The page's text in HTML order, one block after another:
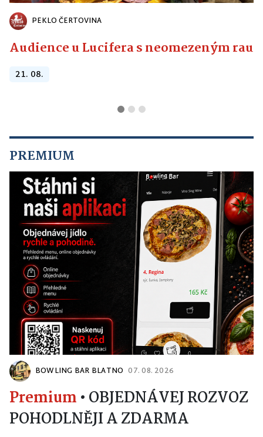
PEKLO ČERTOVINA
Audience u Lucifera s neomezeným
21. 08.
PREMIUM
BOWLING BAR BLATNO 07. 08. 2026
Premium • OBJEDNÁVEJ ROZVOZ
POHODLNĚJI A ZDARMA